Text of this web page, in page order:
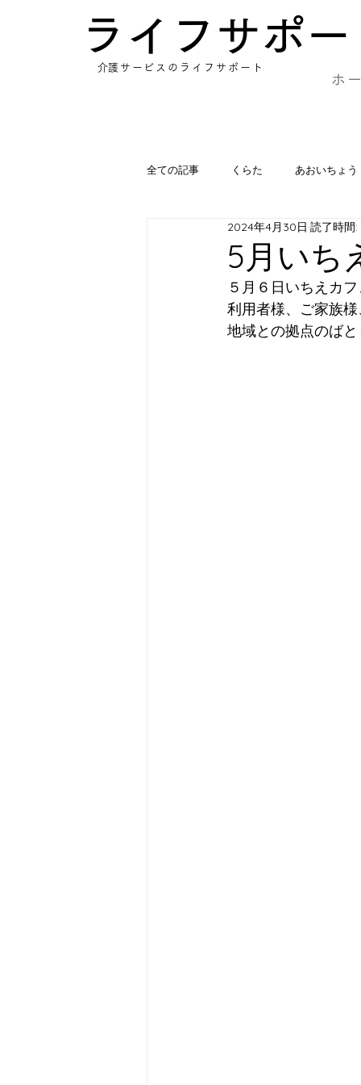
ライフサポ
​介護サービスのライフサポート
ホ
全ての記事 くらた あおいちょう
ゆづき みの
5月いち
2024年4月30日 読了時間:
５月６日いちえカ
利用者様、ご家族
地域との拠点のば